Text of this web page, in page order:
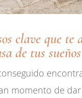
clave que
de tus sueños
momento de